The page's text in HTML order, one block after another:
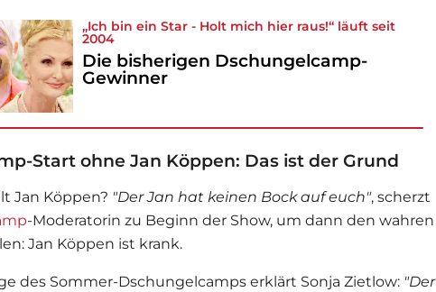
„Ich bin ein Star - Holt mich hier raus!“ läuft seit
2004
Die bisherigen Dschungelcamp-
Gewinner
Start ohne Jan Köppen: Das ist der Grund
Jan Köppen? "Der Jan hat keinen Bock auf euch", scherzt
-Moderatorin zu Beginn der Show, um dann den wahren
Jan Köppen ist krank.
des Sommer-Dschungelcamps erklärt Sonja Zietlow: "Der